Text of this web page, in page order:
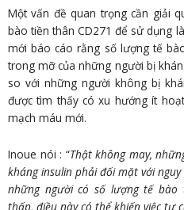
Một vấn đề quan trọng cần giải
bào tiền thân CD271 để sử dụng
mới báo cáo rằng số lượng tế
trong mỡ của những người bị
so với những người không bị
được tìm thấy có xu hướng ít
mạch máu mới.
Inoue nói : “Thật không may,
kháng insulin phải đối mặt với
những người có số lượng tế bào
thấp, điều này có thể khiến việc tự